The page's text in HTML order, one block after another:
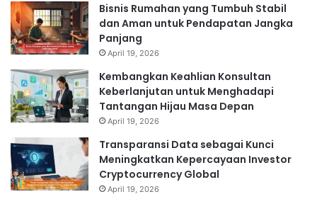
Bisnis Rumahan yang Tumbuh Stabil
dan Aman untuk Pendapatan Jangka
Panjang
April 19, 2026
Kembangkan Keahlian Konsultan
Keberlanjutan untuk Menghadapi
Tantangan Hijau Masa Depan
April 19, 2026
Transparansi Data sebagai Kunci
Meningkatkan Kepercayaan Investor
Cryptocurrency Global
April 19, 2026